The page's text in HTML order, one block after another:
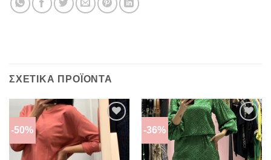
ΣΧΕΤΙΚΆ ΠΡΟΪΌΝΤΑ
-50%
ΠΡΌΣΘΉΚΗ
-36%
ΠΡΌΣΘΉΚΗ